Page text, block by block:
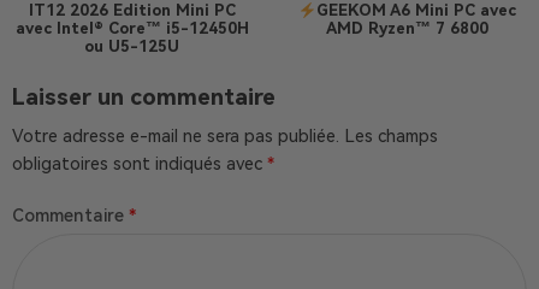
IT12 2026 Edition Mini PC
avec Intel® Core™ i5-12450H
ou U5-125U
GEEKOM A6 Mini PC avec
AMD Ryzen™ 7 6800
Laisser un commentaire
Votre adresse e-mail ne sera pas publiée. Les champs
obligatoires sont indiqués avec *
Commentaire *